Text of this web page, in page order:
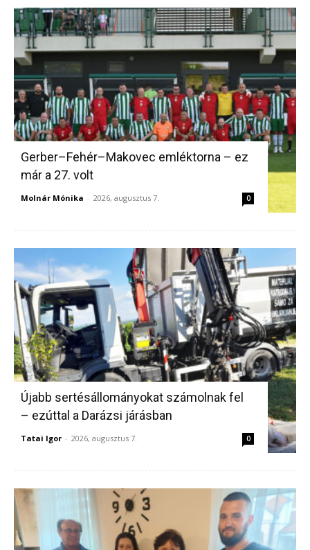
Gerber–Fehér–Makovec emléktorna – ez
már a 27. volt
Molnár Mónika - 2026, augusztus 7. 0
Újabb sertésállományokat számolnak fel
– ezúttal a Darázsi járásban
Tatai Igor - 2026, augusztus 7. 0